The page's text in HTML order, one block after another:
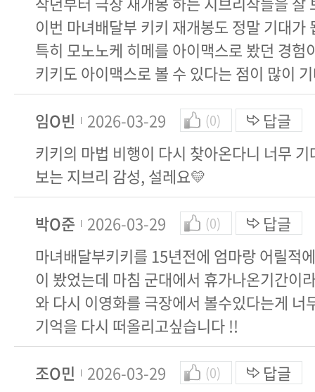
이번 마녀배달부 키키 재개봉도 정말 기대가
특히 모노노케 히메를 아이맥스로 봤던 경험
키키도 아이맥스로 볼 수 있다는 점이 많이
임O빈 2026-03-29 (0)
답글
키키의 마법 비행이 다시 찾아온다니 너무
보는 지브리 감성, 설레요💛
박O준 2026-03-29 (0)
답글
마녀배달부키키를 15년전에 엄마랑 어릴적
이 봤었는데 마침 군대에서 휴가나온기간이
와 다시 이영화를 극장에서 볼수있다는게 너
기억을 다시 떠올리고싶습니다 !!
조O민 2026-03-29 (0)
답글